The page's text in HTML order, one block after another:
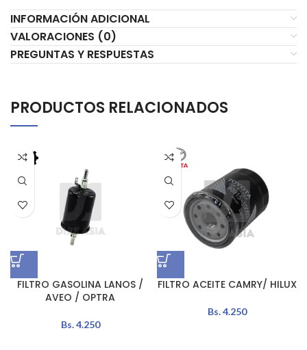
INFORMACIÓN ADICIONAL
VALORACIONES (0)
PREGUNTAS Y RESPUESTAS
PRODUCTOS RELACIONADOS
FILTRO GASOLINA LANOS /
AVEO / OPTRA
Bs.4.250
FILTRO ACEITE CAMRY/ HILUX
Bs.4.250